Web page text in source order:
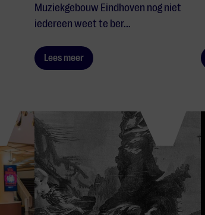
Muziekgebouw Eindhoven nog niet
iedereen weet te ber...
Lees meer